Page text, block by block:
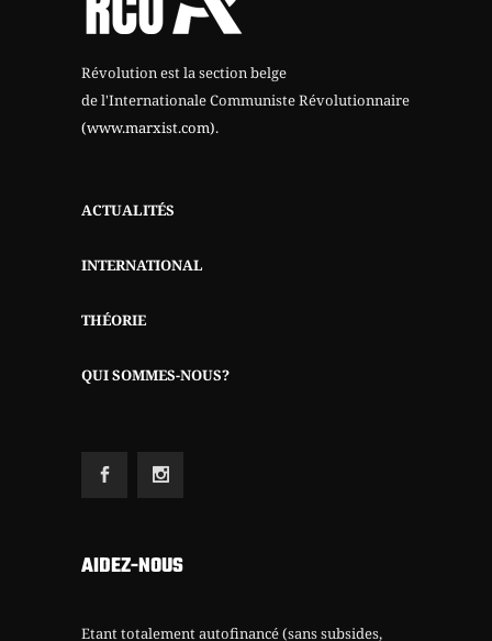
Révolution est la section belge
de l'Internationale Communiste Révolutionnaire
(www.marxist.com).
ACTUALITÉS
INTERNATIONAL
THÉORIE
QUI SOMMES-NOUS?
AIDEZ-NOUS
Etant totalement autofinancé (sans subsides,